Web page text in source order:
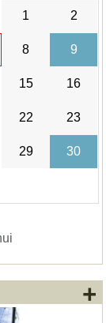
1 2
8 9
15 16
22 23
29 30
+